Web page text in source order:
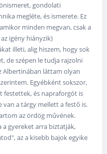
gondolati
megléte, és ismerete. Ez
minden megvan, csak a
igény hiányzik)
illeti, alig hiszem, hogy sok
de szépen le tudja rajzolni
Albertinában láttam olyan
Egyébként sokszor,
festettek, és napraforgót is
a tárgy mellett a festő is.
az ördög művének.
a gyereket arra biztatják,
az a kisebb bajok egyike